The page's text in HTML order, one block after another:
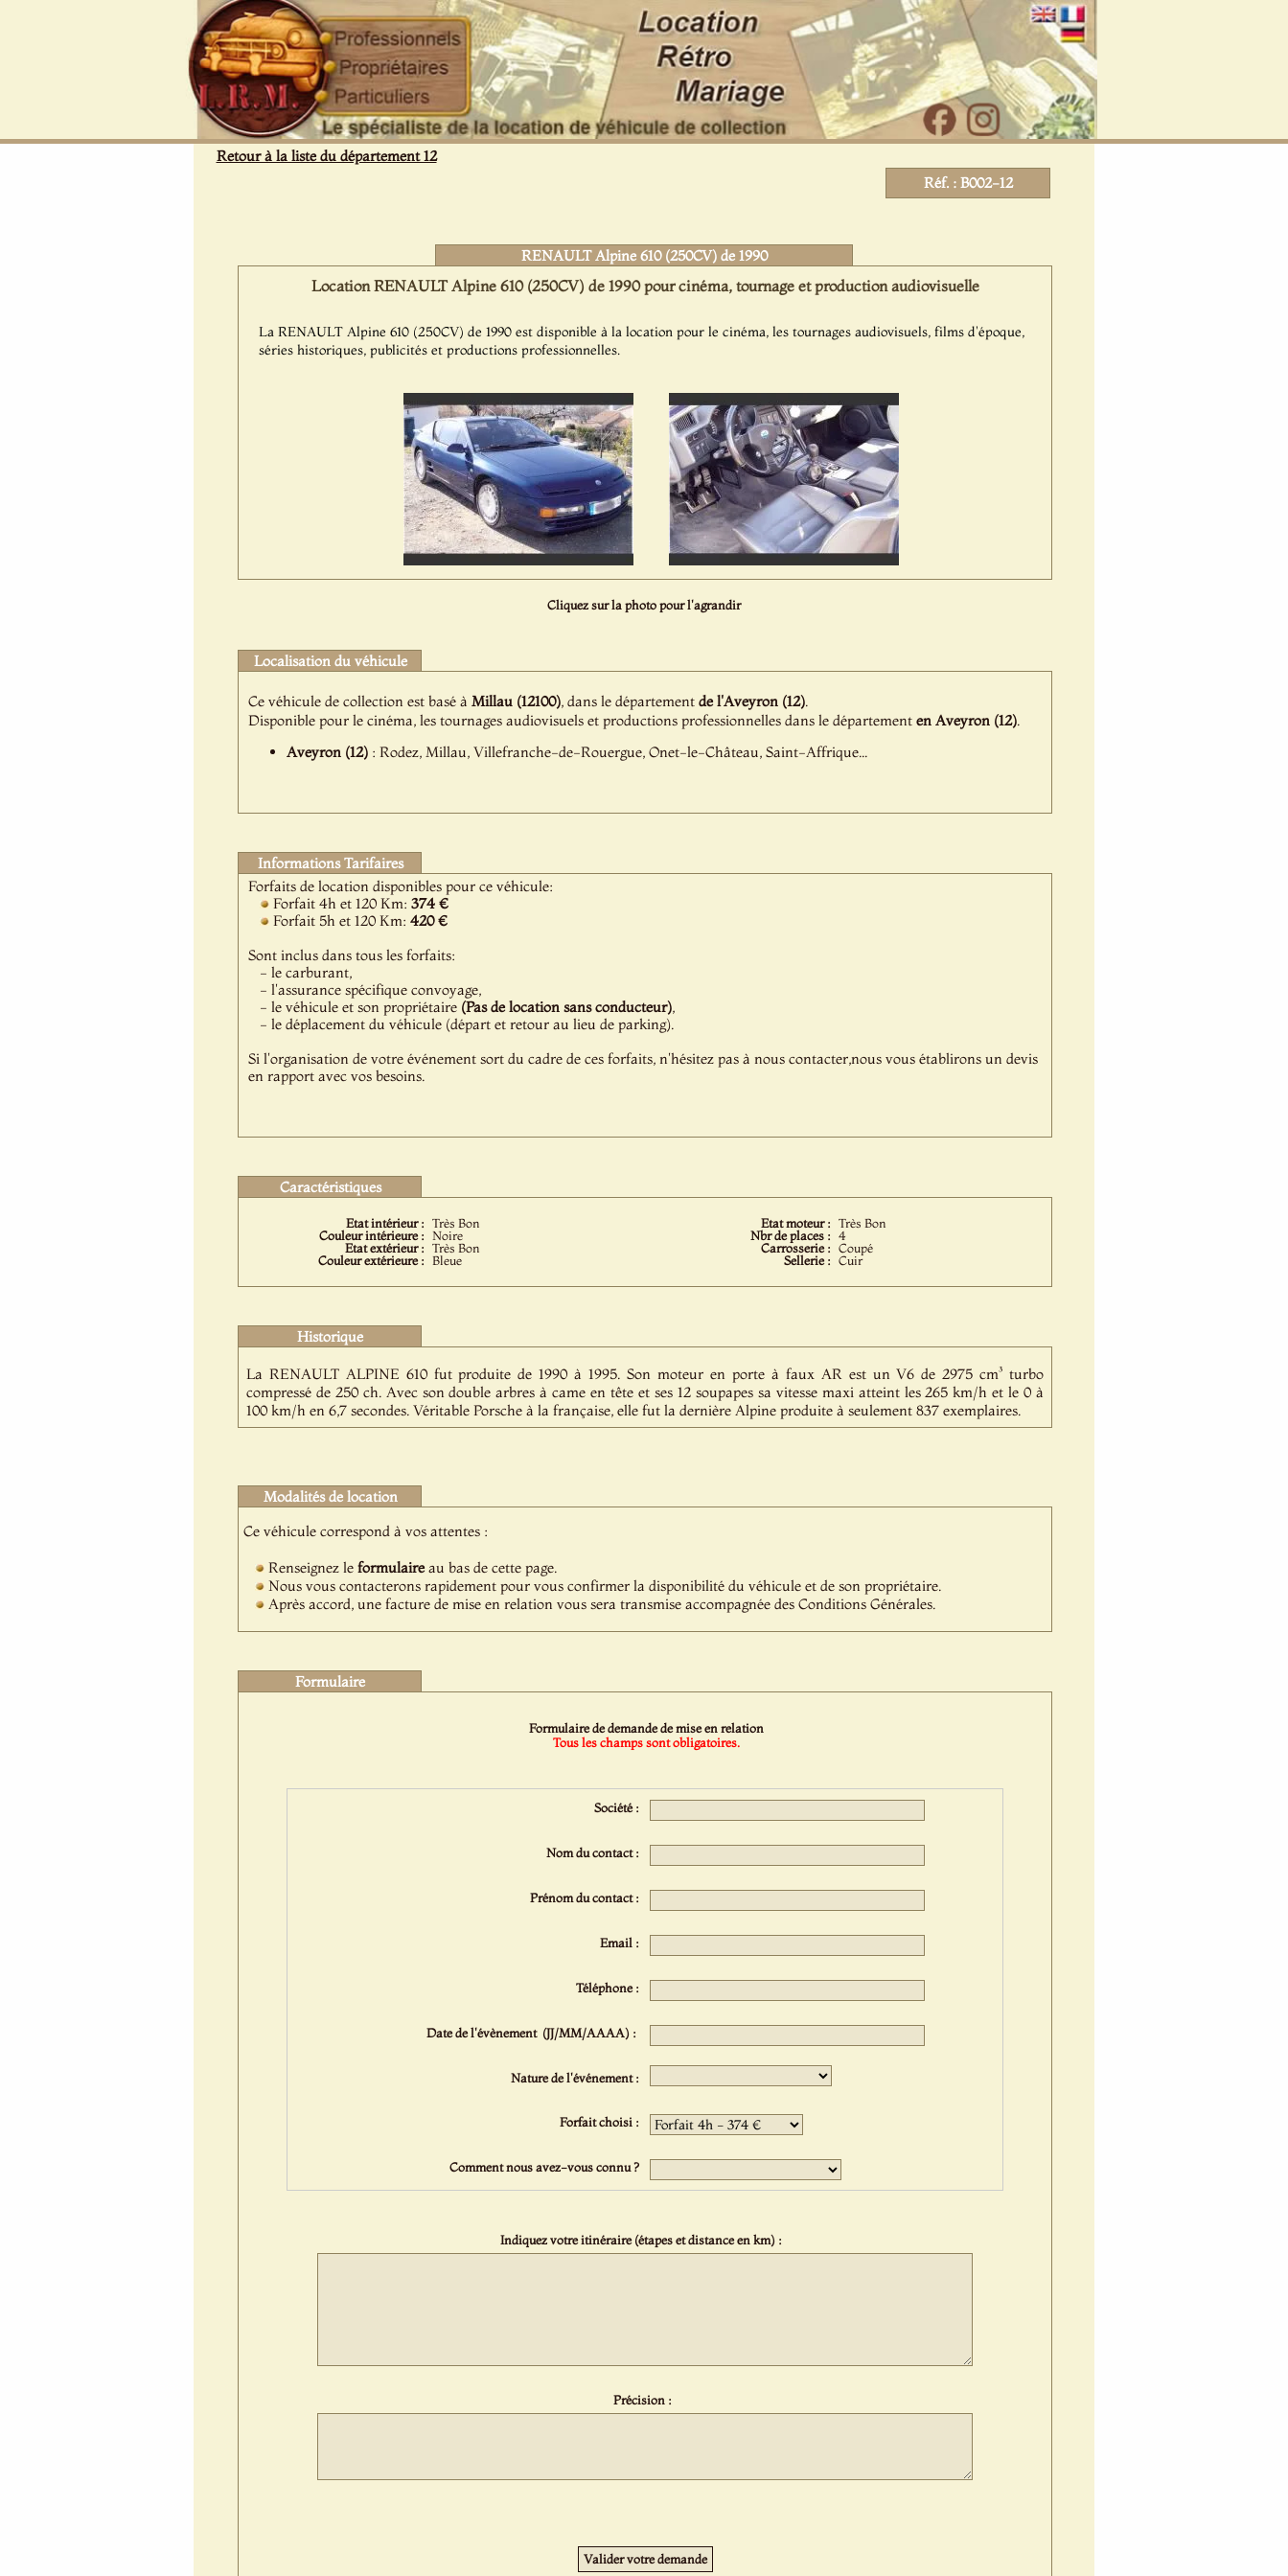
Retour à la liste du département 12
Réf. : B002-12
RENAULT Alpine 610 (250CV) de 1990
Location RENAULT Alpine 610 (250CV) de 1990 pour cinéma, tournage et production audiovisuelle
La RENAULT Alpine 610 (250CV) de 1990 est disponible à la location pour le cinéma, les tournages audiovisuels, films d'époque,
séries historiques, publicités et productions professionnelles.
Cliquez sur la photo pour l'agrandir
Localisation du véhicule
Ce véhicule de collection est basé à Millau (12100), dans le département de l'Aveyron (12).
Disponible pour le cinéma, les tournages audiovisuels et productions professionnelles dans le département en Aveyron (12).
Aveyron (12): Rodez, Millau, Villefranche-de-Rouergue, Onet-le-Château, Saint-Affrique...
Informations Tarifaires
Forfaits de location disponibles pour ce véhicule:
Forfait 4h et 120 Km: 374 €
Forfait 5h et 120 Km: 420 €
Sont inclus dans tous les forfaits:
- le carburant,
- l'assurance spécifique convoyage,
- le véhicule et son propriétaire (Pas de location sans conducteur),
- le déplacement du véhicule (départ et retour au lieu de parking).
Si l'organisation de votre événement sort du cadre de ces forfaits, n'hésitez pas à nous contacter,nous vous établirons un devis
en rapport avec vos besoins.
Caractéristiques
Etat intérieur : Très Bon
Couleur intérieure : Noire
Etat extérieur : Très Bon
Couleur extérieure : Bleue
Etat moteur : Très Bon
Nbr de places : 4
Carrosserie : Coupé
Sellerie : Cuir
Historique
La RENAULT ALPINE 610 fut produite de 1990 à 1995. Son moteur en porte à faux AR est un V6 de 2975 cm³ turbo
compressé de 250 ch. Avec son double arbres à came en tête et ses 12 soupapes sa vitesse maxi atteint les 265 km/h et le 0 à
100 km/h en 6,7 secondes. Véritable Porsche à la française, elle fut la dernière Alpine produite à seulement 837 exemplaires.
Modalités de location
Ce véhicule correspond à vos attentes :
Renseignez le formulaireau bas de cette page.
Nous vous contacterons rapidement pour vous confirmer la disponibilité du véhicule et de son propriétaire.
Après accord, une facture de mise en relation vous sera transmise accompagnée des Conditions Générales.
Formulaire
Formulaire de demande de mise en relation
Tous les champs sont obligatoires.
Société :
Nom du contact :
Prénom du contact :
Email :
Téléphone :
Date de l'évènement (JJ/MM/AAAA) :
Nature de l'événement :
Forfait choisi :
Comment nous avez-vous connu ?
Indiquez votre itinéraire (étapes et distance en km) :
Précision :
Panneau de gestion des cookies